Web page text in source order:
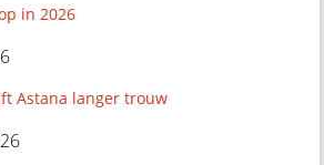
in 2026
Astana langer trouw